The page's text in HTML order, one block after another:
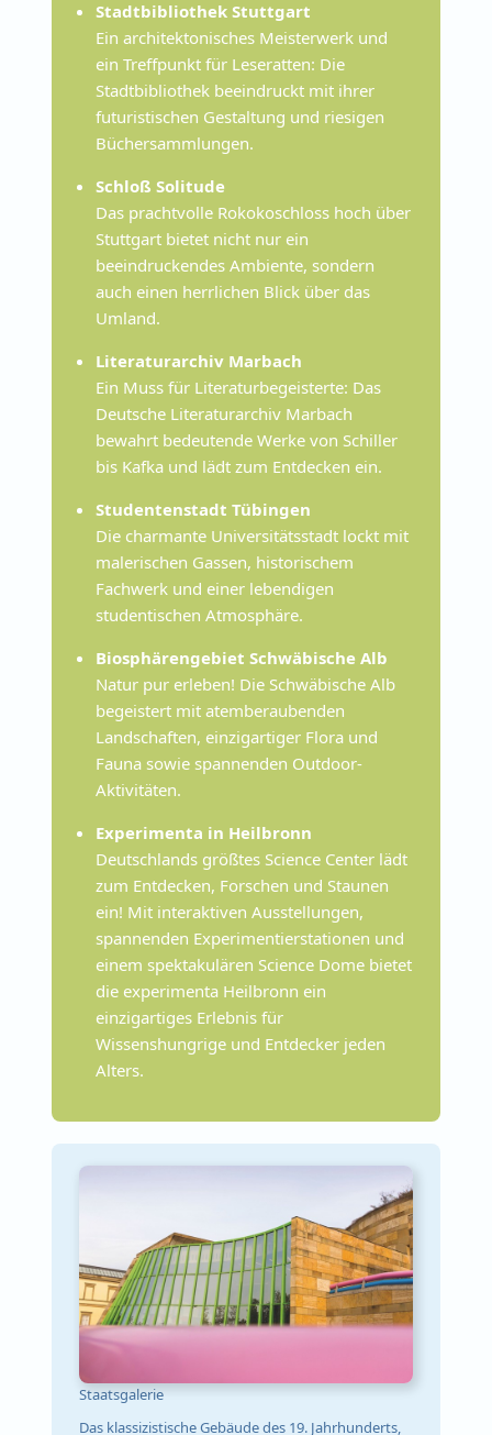
Stadtbibliothek Stuttgart
Ein architektonisches Meisterwerk und
ein Treffpunkt für Leseratten: Die
Stadtbibliothek beeindruckt mit ihrer
futuristischen Gestaltung und riesigen
Büchersammlungen.
Schloß Solitude
Das prachtvolle Rokokoschloss hoch über
Stuttgart bietet nicht nur ein
beeindruckendes Ambiente, sondern
auch einen herrlichen Blick über das
Umland.
Literaturarchiv Marbach
Ein Muss für Literaturbegeisterte: Das
Deutsche Literaturarchiv Marbach
bewahrt bedeutende Werke von Schiller
bis Kafka und lädt zum Entdecken ein.
Studentenstadt Tübingen
Die charmante Universitätsstadt lockt mit
malerischen Gassen, historischem
Fachwerk und einer lebendigen
studentischen Atmosphäre.
Biosphärengebiet Schwäbische Alb
Natur pur erleben! Die Schwäbische Alb
begeistert mit atemberaubenden
Landschaften, einzigartiger Flora und
Fauna sowie spannenden Outdoor-
Aktivitäten.
Experimenta in Heilbronn
Deutschlands größtes Science Center lädt
zum Entdecken, Forschen und Staunen
ein! Mit interaktiven Ausstellungen,
spannenden Experimentierstationen und
einem spektakulären Science Dome bietet
die experimenta Heilbronn ein
einzigartiges Erlebnis für
Wissenshungrige und Entdecker jeden
Alters.
Staatsgalerie
Das klassizistische Gebäude des 19. Jahrhunderts,